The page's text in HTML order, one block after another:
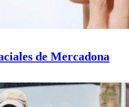
de Mercadona